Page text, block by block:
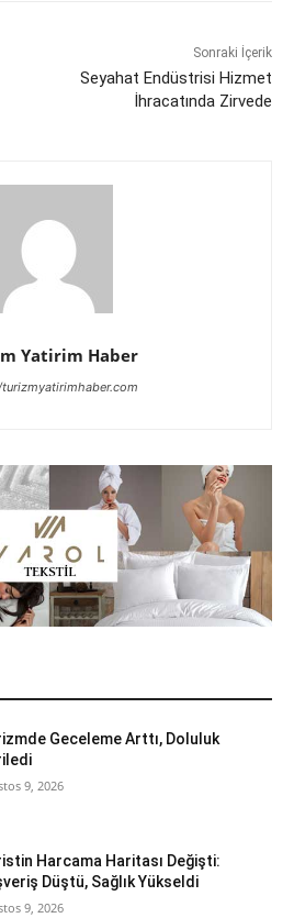
Sonraki İçerik
Seyahat Endüstrisi Hizmet
İhracatında Zirvede
Yatirim Haber
Geceleme Arttı, Doluluk
9, 2026
Harcama Haritası Değişti:
Düştü, Sağlık Yükseldi
9, 2026